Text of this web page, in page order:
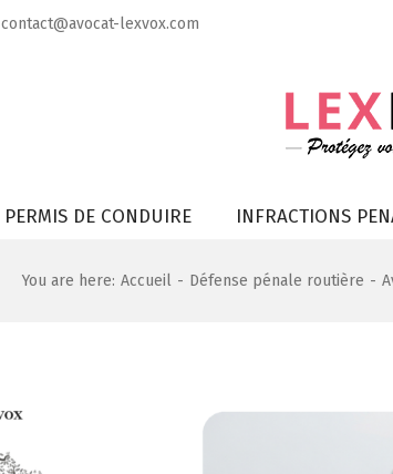
contact@avocat-lexvox.com
PERMIS DE CONDUIRE INFRACTIONS
You are here: Accueil - Défense pénale routière -